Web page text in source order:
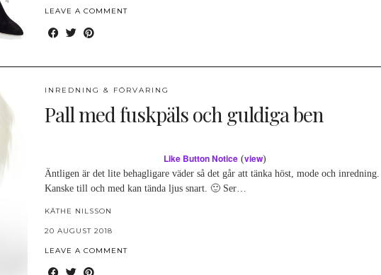
LEAVE A COMMENT
INREDNING & FÖRVARING
Pall med fuskpäls och guldiga ben
Like Button Notice (view)
Äntligen är det lite behagligare väder så det går att tänka höst, mode och inredning.
Kanske till och med kan tända ljus snart. 🙂 Ser…
KÄTHE NILSSON
20 AUGUST 2018
LEAVE A COMMENT